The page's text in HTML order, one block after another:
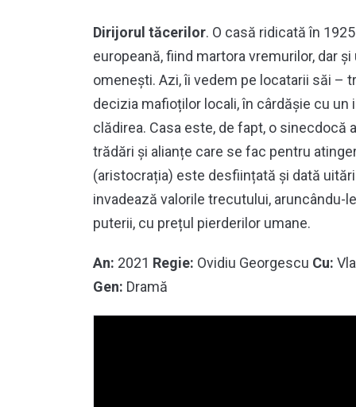
Dirijorul tăcerilor. O casă ridicată în
europeană, fiind martora vremurilor, dar
omenești. Azi, îi vedem pe locatarii săi –
decizia mafioților locali, în cârdășie cu
clădirea. Casa este, de fapt, o sinecdocă
trădări și alianțe care se fac pentru
(aristocrația) este desființată și dată
invadează valorile trecutului, aruncându-
puterii, cu prețul pierderilor umane.
An: 2021 Regie: Ovidiu Georgescu Cu:
Gen: Dramă